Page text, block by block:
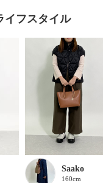
イフスタイル
Saako
160cm